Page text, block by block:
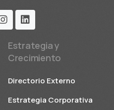
Estrategia y
Crecimiento
Directorio Externo
Estrategia Corporativa